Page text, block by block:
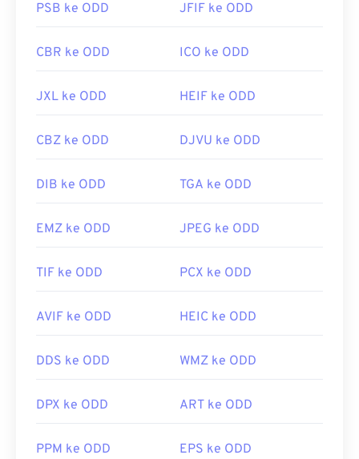
PSB ke ODD JFIF ke ODD
CBR ke ODD ICO ke ODD
JXL ke ODD HEIF ke ODD
CBZ ke ODD DJVU ke ODD
DIB ke ODD TGA ke ODD
EMZ ke ODD JPEG ke ODD
TIF ke ODD PCX ke ODD
AVIF ke ODD HEIC ke ODD
DDS ke ODD WMZ ke ODD
DPX ke ODD ART ke ODD
PPM ke ODD EPS ke ODD